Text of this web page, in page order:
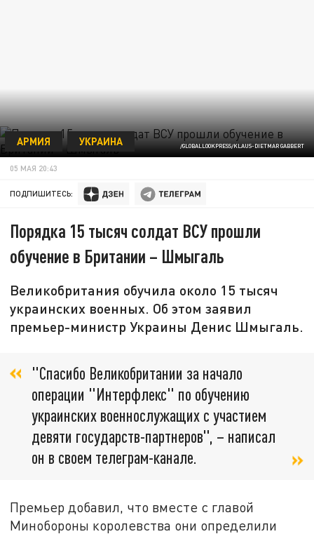
/GLOBALLOOKPRESS/KLAUS-DIETMAR GABBERT
АРМИЯ УКРАИНА
05 МАЯ 20:43
ПОДПИШИТЕСЬ:
Порядка 15 тысяч солдат ВСУ прошли
обучение в Британии – Шмыгаль
Великобритания обучила около 15 тысяч
украинских военных. Об этом заявил
премьер-министр Украины Денис Шмыгаль.
"Спасибо Великобритании за начало
операции "Интерфлекс" по обучению
украинских военнослужащих с участием
девяти государств-партнеров", – написал
он в своем телеграм-канале.
Премьер добавил, что вместе с главой
Минобороны королевства они определили